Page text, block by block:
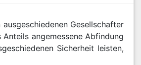
Gesellschafter
angemessene Abfindung
Sicherheit leisten,